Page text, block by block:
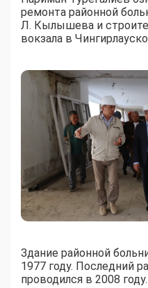
ремонта районной
Л. Кылышева и
вокзала в
Здание районной
1977 году. Последний
проводился в 2008